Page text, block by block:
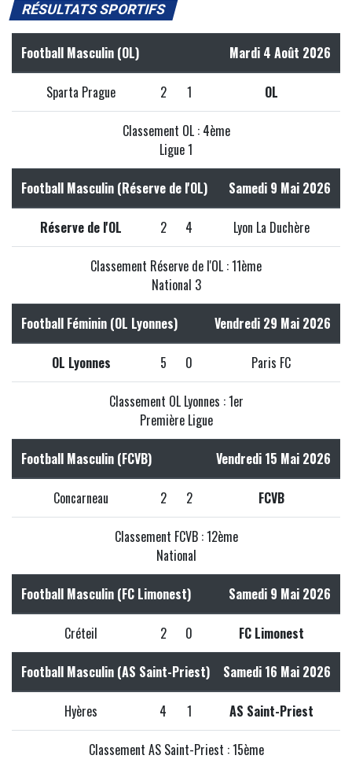
RÉSULTATS SPORTIFS
Football Masculin (OL) Mardi 4 Août 2026
Sparta Prague 2 1 OL
Classement OL : 4ème
Ligue 1
Football Masculin (Réserve de l'OL) Samedi 9 Mai 2026
Réserve de l'OL 2 4 Lyon La Duchère
Classement Réserve de l'OL : 11ème
National 3
Football Féminin (OL Lyonnes) Vendredi 29 Mai 2026
OL Lyonnes 5 0 Paris FC
Classement OL Lyonnes : 1er
Première Ligue
Football Masculin (FCVB) Vendredi 15 Mai 2026
Concarneau 2 2 FCVB
Classement FCVB : 12ème
National
Football Masculin (FC Limonest) Samedi 9 Mai 2026
Créteil 2 0 FC Limonest
Football Masculin (AS Saint-Priest) Samedi 16 Mai 2026
Hyères 4 1 AS Saint-Priest
Classement AS Saint-Priest : 15ème